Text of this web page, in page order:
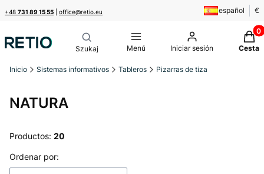
+48 731 89 15 55 office@retio.eu español €
Menú Iniciar sesión Cesta
Inicio Sistemas informativos Tableros Pizarras de tiza
NATURA
Productos: 20
Lista de productos
Ordenar por: